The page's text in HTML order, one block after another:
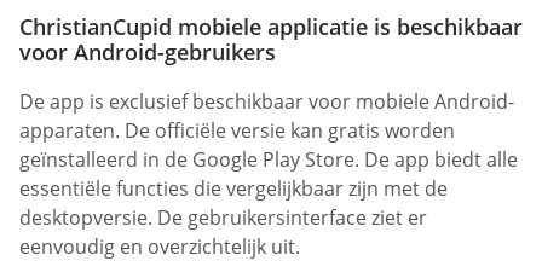
ChristianCupid mobiele applicatie is beschikbaar
voor Android-gebruikers
De app is exclusief beschikbaar voor mobiele Android-
apparaten. De officiële versie kan gratis worden
geïnstalleerd in de Google Play Store. De app biedt alle
essentiële functies die vergelijkbaar zijn met de
desktopversie. De gebruikersinterface ziet er
eenvoudig en overzichtelijk uit.